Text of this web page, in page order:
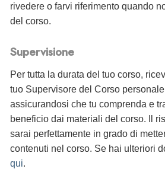
rivedere o farvi riferimento quando
del corso.
Supervisione
Per tutta la durata del tuo corso,
tuo Supervisore del Corso
assicurandosi che tu comprenda e
beneficio dai materiali del corso. Il
sarai perfettamente in grado di
contenuti nel corso. Se hai ulteriori
qui.